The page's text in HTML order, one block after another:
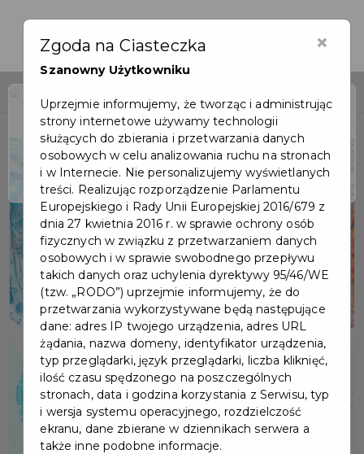
Wydarzenie już się
zakończyło
×
Zgoda na Ciasteczka
Szanowny Użytkowniku
Uprzejmie informujemy, że tworząc i administrując
strony internetowe używamy technologii
służących do zbierania i przetwarzania danych
osobowych w celu analizowania ruchu na stronach
i w Internecie. Nie personalizujemy wyświetlanych
treści. Realizując rozporządzenie Parlamentu
Europejskiego i Rady Unii Europejskiej 2016/679 z
dnia 27 kwietnia 2016 r. w sprawie ochrony osób
fizycznych w związku z przetwarzaniem danych
osobowych i w sprawie swobodnego przepływu
takich danych oraz uchylenia dyrektywy 95/46/WE
(tzw. „RODO”) uprzejmie informujemy, że do
przetwarzania wykorzystywane będą następujące
dane: adres IP twojego urządzenia, adres URL
żądania, nazwa domeny, identyfikator urządzenia,
typ przeglądarki, język przeglądarki, liczba kliknięć,
ilość czasu spędzonego na poszczególnych
stronach, data i godzina korzystania z Serwisu, typ
i wersja systemu operacyjnego, rozdzielczość
ekranu, dane zbierane w dziennikach serwera a
także inne podobne informacje.